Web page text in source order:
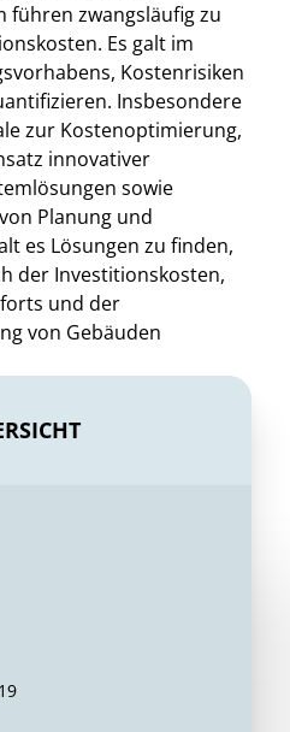
führen zwangsläufig zu
Es galt im
Kostenrisiken
Insbesondere
zur Kostenoptimierung,
innovativer
sowie
Planung und
es Lösungen zu finden,
der Investitionskosten,
und der
von Gebäuden